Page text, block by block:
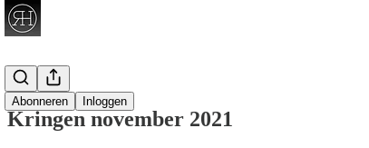
Abonneren Inloggen
Telegraaf
Kringen november 2021